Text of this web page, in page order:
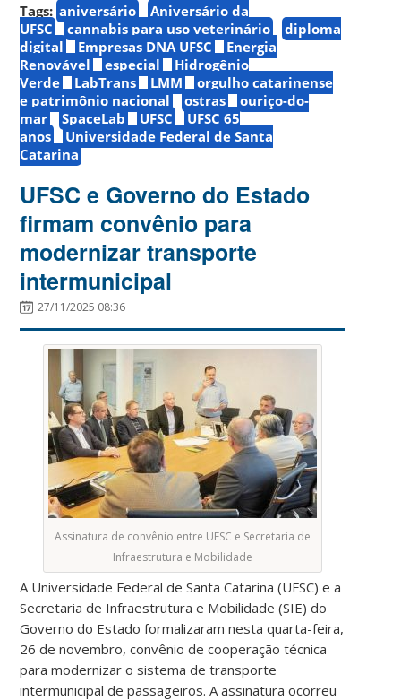
Tags: aniversário
Aniversário da
UFSC
cannabis para uso veterinário
diploma
digital
Empresas DNA UFSC
Energia
Renovável
especial
Hidrogênio
Verde
LabTrans LMM
orgulho catarinense
e patrimônio nacional
ostras
ouriço-do-
mar
SpaceLab UFSC
UFSC 65
anos
Universidade Federal de Santa
Catarina
UFSC e Governo do Estado
firmam convênio para
modernizar transporte
intermunicipal
27/11/2025 08:36
Assinatura de convênio entre UFSC e Secretaria de
Infraestrutura e Mobilidade
A Universidade Federal de Santa Catarina (UFSC) e a
Secretaria de Infraestrutura e Mobilidade (SIE) do
Governo do Estado formalizaram nesta quarta-feira,
26 de novembro, convênio de cooperação técnica
para modernizar o sistema de transporte
intermunicipal de passageiros. A assinatura ocorreu